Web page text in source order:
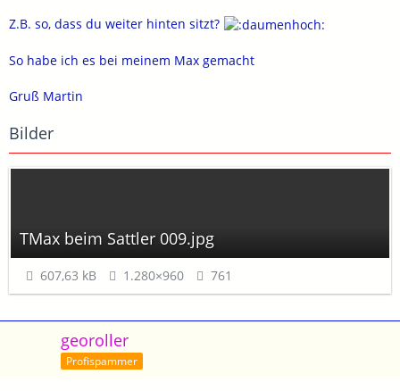
Z.B. so, dass du weiter hinten sitzt?
So habe ich es bei meinem Max gemacht
Gruß Martin
Bilder
TMax beim Sattler 009.jpg
607,63 kB 1.280×960 761
georoller
Profispammer